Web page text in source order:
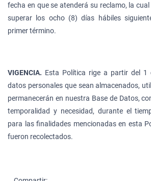
fecha en que se atenderá su reclamo, la
superar los ocho (8) días hábiles
primer término.
VIGENCIA. Esta Política rige a partir del 1
datos personales que sean almacenados,
permanecerán en nuestra Base de Datos,
temporalidad y necesidad, durante el
para las finalidades mencionadas en esta
fueron recolectados.